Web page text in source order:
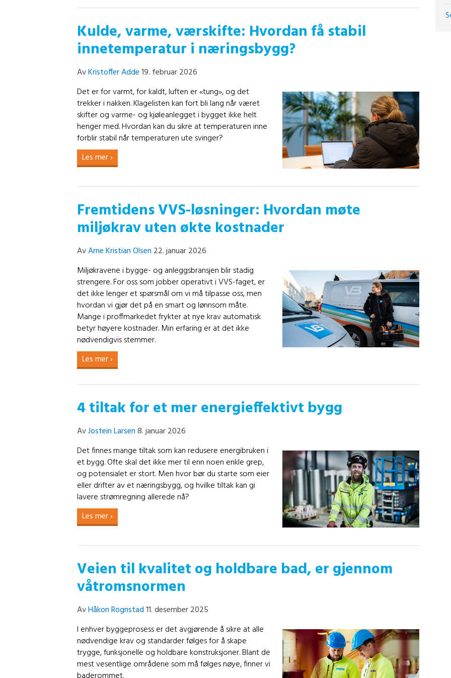
Kulde, varme, værskifte: Hvordan få stabil
innetemperatur i næringsbygg?
AvKristoffer Adde19. februar 2026
Det er for varmt, for kaldt, luften er «tung», og det
trekker i nakken. Klagelisten kan fort bli lang når været
skifter og varme- og kjøleanlegget i bygget ikke helt
henger med. Hvordan kan du sikre at temperaturen inne
forblir stabil når temperaturen ute svinger?
Les mer ›
Fremtidens VVS-løsninger: Hvordan møte
miljøkrav uten økte kostnader
AvArne Kristian Olsen 22. januar 2026
Miljøkravene i bygge- og anleggsbransjen blir stadig
strengere. For oss som jobber operativt i VVS-faget, er
det ikke lenger et spørsmål om vi må tilpasse oss, men
hvordan vi gjør det på en smart og lønnsom måte.
Mange i proffmarkedet frykter at nye krav automatisk
betyr høyere kostnader. Min erfaring er at det ikke
nødvendigvis stemmer.
Les mer ›
4 tiltak for et mer energieffektivt bygg
AvJostein Larsen8. januar 2026
Det finnes mange tiltak som kan redusere energibruken i
et bygg. Ofte skal det ikke mer til enn noen enkle grep,
og potensialet er stort. Men hvor bør du starte som eier
eller drifter av et næringsbygg, og hvilke tiltak kan gi
lavere strømregning allerede nå?
Les mer ›
Veien til kvalitet og holdbare bad, er gjennom
våtromsnormen
AvHåkon Rognstad11. desember 2025
I enhver byggeprosess er det avgjørende å sikre at alle
nødvendige krav og standarder følges for å skape
trygge, funksjonelle og holdbare konstruksjoner. Blant de
mest vesentlige områdene som må følges nøye, finner vi